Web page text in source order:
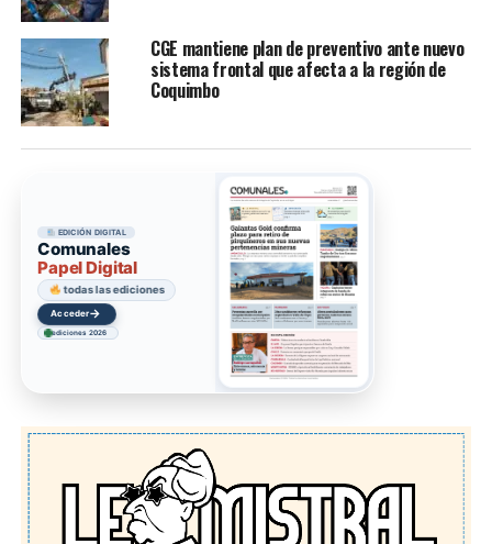
CGE mantiene plan de preventivo ante nuevo
sistema frontal que afecta a la región de
Coquimbo
EDICIÓN DIGITAL
Comunales
Papel Digital
todas las ediciones
Acceder→
ediciones 2026